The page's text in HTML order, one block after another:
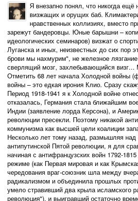
Я внезапно понял, что никогда
визжащих и орущих баб.
нравственных коллизиях, вместо
зарежут бандеровцы. Юные барышни –
идеологических семинаров) визжат о
Луганска и иных, неизвестных до сих пор
брови мы нахмурим", не железное
сверлящий мозг, захлебывающийся
Отметить 68 лет начала Холодной войны
войны – это едкая ирония Клио. Сразу
Период 1918-1941 я к Холодной войне
отказалась, Германия стала ближайшим
Индии (заявление лорда Керсона), и
революции пресекли. Поэтому никакой
коммунизма как высшей цели коалиции
Несколько лет тому назад, размышляя над
антипутинской Пятой революции, я для
начиная с антифранцузских войн 1792-
режиме (как Первая мировая и как
чередования враг-союзник шла между
радикализмом и объединила прошлых
умело стравивший два крыла исламского
революция"), и выигравший остаточно